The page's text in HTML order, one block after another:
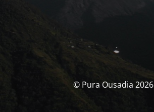
© Pura Ousadia 2026